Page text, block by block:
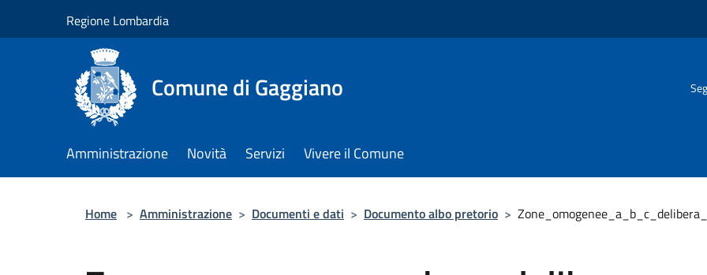
Regione Lombardia
Comune di Gaggiano
Amministrazione Novità Servizi Vivere il Comune
Home > Amministrazione > Documenti e dati > Documento albo pretorio >